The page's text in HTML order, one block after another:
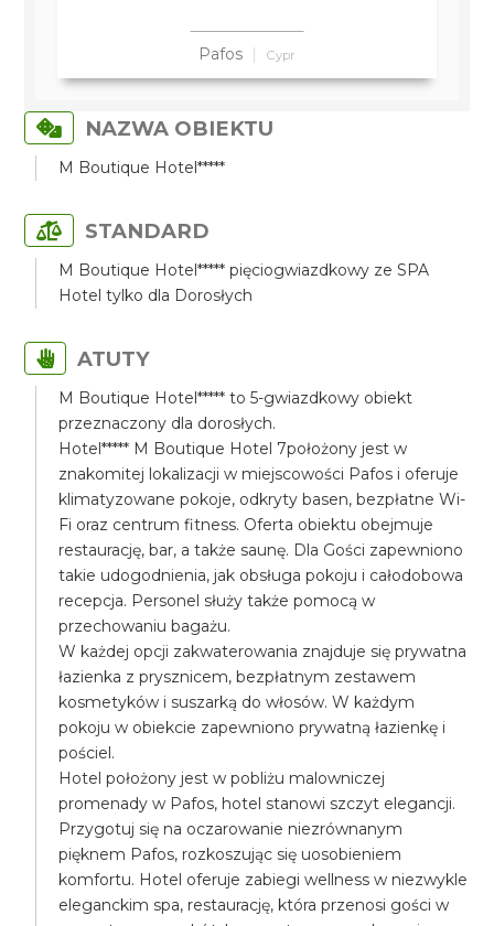
Pafos Cypr
NAZWA OBIEKTU
M Boutique Hotel*****
STANDARD
M Boutique Hotel***** pięciogwiazdkowy ze SPA
Hotel tylko dla Dorosłych
ATUTY
M Boutique Hotel***** to 5-gwiazdkowy obiekt
przeznaczony dla dorosłych.
Hotel***** M Boutique Hotel 7położony jest w
znakomitej lokalizacji w miejscowości Pafos i oferuje
klimatyzowane pokoje, odkryty basen, bezpłatne Wi-
Fi oraz centrum fitness. Oferta obiektu obejmuje
restaurację, bar, a także saunę. Dla Gości zapewniono
takie udogodnienia, jak obsługa pokoju i całodobowa
recepcja. Personel służy także pomocą w
przechowaniu bagażu.
W każdej opcji zakwaterowania znajduje się prywatna
łazienka z prysznicem, bezpłatnym zestawem
kosmetyków i suszarką do włosów. W każdym
pokoju w obiekcie zapewniono prywatną łazienkę i
pościel.
Hotel położony jest w pobliżu malowniczej
promenady w Pafos, hotel stanowi szczyt elegancji.
Przygotuj się na oczarowanie niezrównanym
pięknem Pafos, rozkoszując się uosobieniem
komfortu. Hotel oferuje zabiegi wellness w niezwykle
eleganckim spa, restaurację, która przenosi gości w